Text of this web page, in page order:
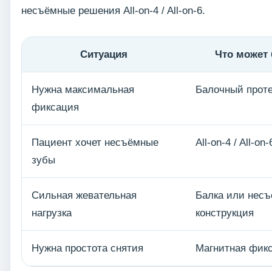
несъёмные решения All-on-4 / All-on-6.
Ситуация Что
Нужна максимальная
фиксация
Балочный
Пациент хочет несъёмные
зубы
All-on-4 / All-on-
Сильная жевательная
нагрузка
Балка или
конструкция
Нужна простота снятия Магнитная